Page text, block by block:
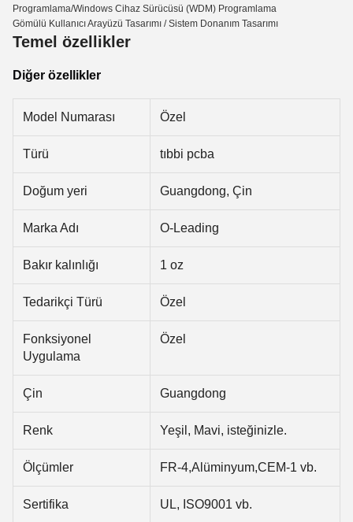
Programlama/Windows Cihaz Sürücüsü (WDM) Programlama
Gömülü Kullanıcı Arayüzü Tasarımı / Sistem Donanım Tasarımı
Temel özellikler
Diğer özellikler
Model Numarası Özel
Türü tıbbi pcba
Doğum yeri Guangdong, Çin
Marka Adı O-Leading
Bakır kalınlığı 1 oz
Tedarikçi Türü Özel
Fonksiyonel
Uygulama
Özel
Çin Guangdong
Renk Yeşil, Mavi, isteğinizle.
Ölçümler FR-4,Alüminyum,CEM-1 vb.
Sertifika UL, ISO9001 vb.